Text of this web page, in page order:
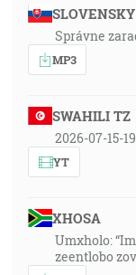
SLOVENSKY
Správne
MP3
SWAHILI TZ
2026-07-15-
YT
XHOSA
Umxholo:
zeentlobo